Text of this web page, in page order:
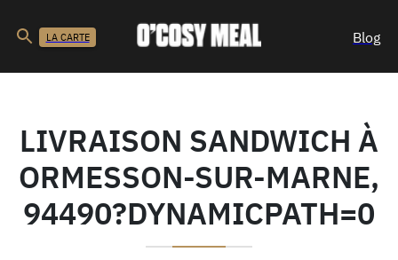
LA CARTE Blog
LIVRAISON SANDWICH À
ORMESSON-SUR-MARNE,
94490?DYNAMICPATH=0